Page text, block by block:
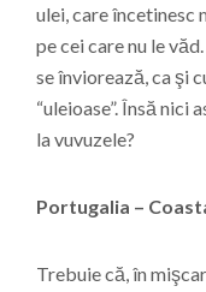
ulei, care încetinesc
pe cei care nu le
se înviorează, ca şi
“uleioase”. Însă nici
la vuvuzele?
Portugalia –
Trebuie că, în